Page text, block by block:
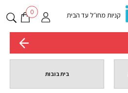
קניות מחו״ל עד הבית 0
בית בובות